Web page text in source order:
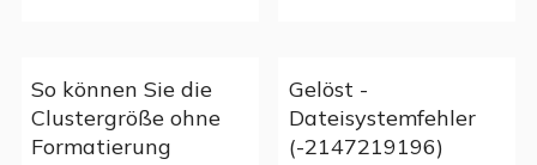
So können Sie die
Clustergröße ohne
Formatierung
Gelöst -
Dateisystemfehler
(-2147219196)